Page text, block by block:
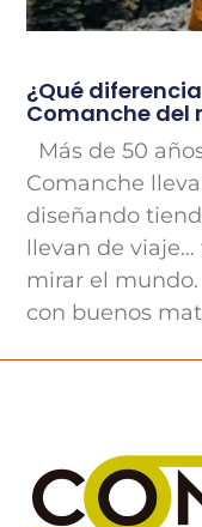
¿Qué
Comanche del
Más de 50
Comanche
diseñando
llevan de
mirar el
con buenos